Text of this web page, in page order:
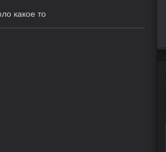
какое то